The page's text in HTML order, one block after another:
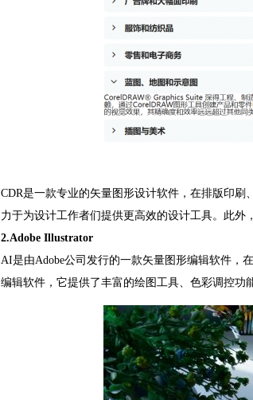
CDR是一款专业的矢量图形设计软件，在排版印
力于为设计工作者们提供更高效的设计工具。此外
2.Adobe Illustrator
AI是由Adobe公司发行的一款矢量图形编辑软件，
编辑软件，它提供了丰富的绘图工具、色彩调控功